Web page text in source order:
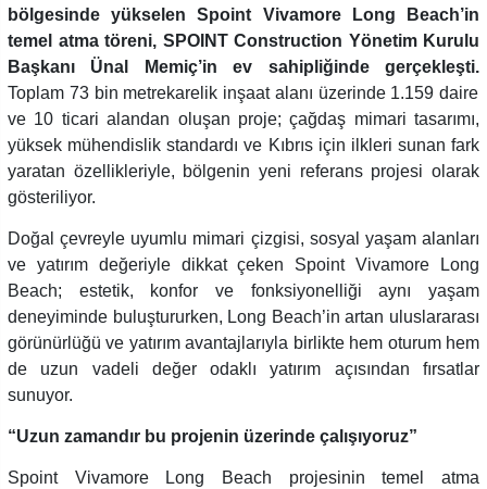
bölgesinde yükselen Spoint Vivamore Long Beach’in
temel atma töreni, SPOINT Construction Yönetim Kurulu
Başkanı Ünal Memiç’in ev sahipliğinde gerçekleşti.
Toplam 73 bin metrekarelik inşaat alanı üzerinde 1.159 daire
ve 10 ticari alandan oluşan proje; çağdaş mimari tasarımı,
yüksek mühendislik standardı ve Kıbrıs için ilkleri sunan fark
yaratan özellikleriyle, bölgenin yeni referans projesi olarak
gösteriliyor.
Doğal çevreyle uyumlu mimari çizgisi, sosyal yaşam alanları
ve yatırım değeriyle dikkat çeken Spoint Vivamore Long
Beach; estetik, konfor ve fonksiyonelliği aynı yaşam
deneyiminde buluştururken, Long Beach’in artan uluslararası
görünürlüğü ve yatırım avantajlarıyla birlikte hem oturum hem
de uzun vadeli değer odaklı yatırım açısından fırsatlar
sunuyor.
“Uzun zamandır bu projenin üzerinde çalışıyoruz”
Spoint Vivamore Long Beach projesinin temel atma